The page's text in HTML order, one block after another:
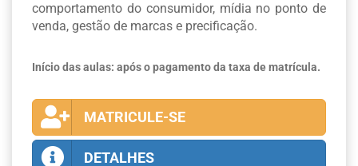
comportamento do consumidor, mídia no ponto de
venda, gestão de marcas e precificação.
Início das aulas: após o pagamento da taxa de matrícula.
MATRICULE-SE
DETALHES